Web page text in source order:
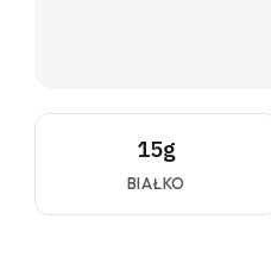
15g
BIAŁKO